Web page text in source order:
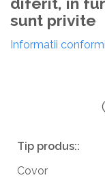
sunt privite
Informatii
Tip produs::
Covor